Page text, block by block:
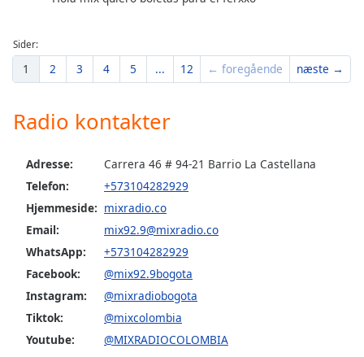
Sider:
1 2 3 4 5 ... 12 ← foregående næste →
Radio kontakter
Adresse:
Carrera 46 # 94-21 Barrio La Castellana
Telefon:
+573104282929
Hjemmeside: mixradio.co
Email:
mix92.9@mixradio.co
WhatsApp:
+573104282929
Facebook:
@mix92.9bogota
Instagram:
@mixradiobogota
Tiktok:
@mixcolombia
Youtube:
@MIXRADIOCOLOMBIA